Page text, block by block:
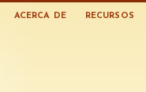
ACERCA DE RECURSOS